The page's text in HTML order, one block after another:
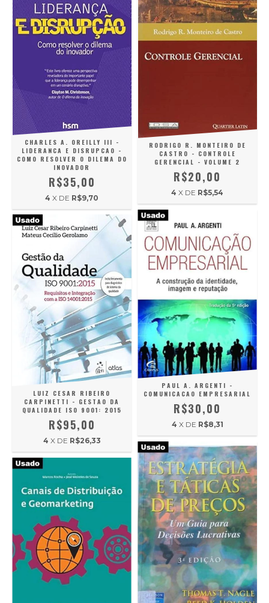
CHARLES A. OREILLY III -
LIDERANCA E DISRUPCAO -
COMO RESOLVER O DILEMA DO
INOVADOR
R$35,00
4 X DE R$9,70
RODRIGO R. MONTEIRO DE
CASTRO - CONTROLE
GERENCIAL - VOLUME 2
R$20,00
4 X DE R$5,54
LUIZ CESAR RIBEIRO
CARPINETTI - GESTAO DA
QUALIDADE ISO 9001: 2015
R$95,00
4 X DE R$26,33
PAUL A. ARGENTI -
COMUNICACAO EMPRESARIAL
R$30,00
4 X DE R$8,31